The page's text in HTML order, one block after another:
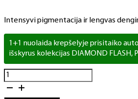
Intensyvi pigmentacija ir lengvas
1+1 nuolaida krepšelyje prisitaiko
išskyrus kolekcijas DIAMOND FLASH,
produkto
kiekis: